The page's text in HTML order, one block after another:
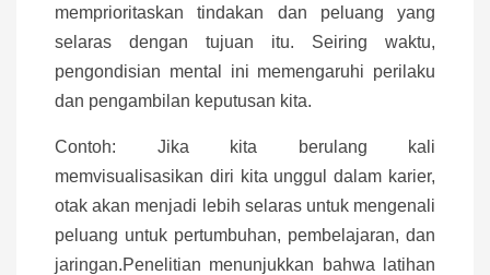
memprioritaskan tindakan dan peluang yang
selaras dengan tujuan itu. Seiring waktu,
pengondisian mental ini memengaruhi perilaku
dan pengambilan keputusan kita.
Contoh: Jika kita berulang kali
memvisualisasikan diri kita unggul dalam karier,
otak akan menjadi lebih selaras untuk mengenali
peluang untuk pertumbuhan, pembelajaran, dan
jaringan.Penelitian menunjukkan bahwa latihan